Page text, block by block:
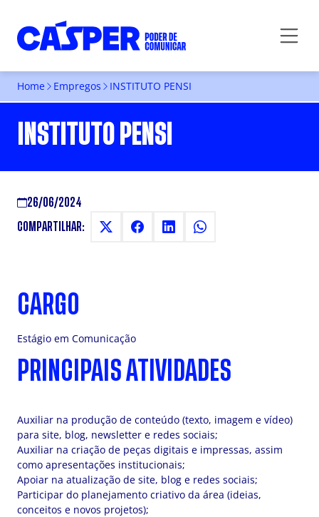
Home Empregos INSTITUTO PENSI
INSTITUTO PENSI
26/06/2024
COMPARTILHAR:
CARGO
Estágio em Comunicação
PRINCIPAIS ATIVIDADES
Auxiliar na produção de conteúdo (texto, imagem e vídeo)
para site, blog, newsletter e redes sociais;
Auxiliar na criação de peças digitais e impressas, assim
como apresentações institucionais;
Apoiar na atualização de site, blog e redes sociais;
Participar do planejamento criativo da área (ideias,
conceitos e novos projetos);